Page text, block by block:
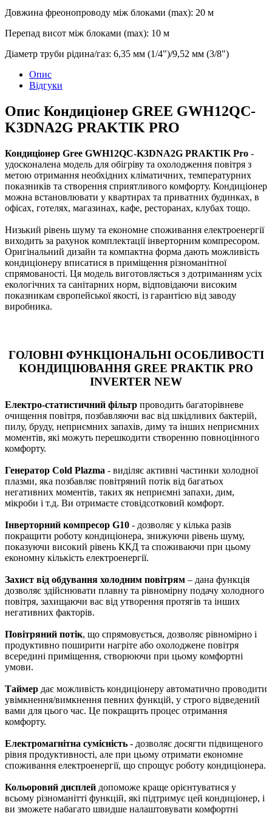
Довжина фреонопроводу між блоками (max): 20 м
Перепад висот між блоками (max): 10 м
Діаметр труби рідина/газ: 6,35 мм (1/4")/9,52 мм (3/8")
Опис
Відгуки
Опис Кондиціонер GREE GWH12QC-
K3DNA2G PRAKTIK PRO
Кондиціонер Gree GWH12QC-K3DNA2G PRAKTIK Pro -
удосконалена модель для обігріву та охолодження повітря з
метою отримання необхідних кліматичних, температурних
показників та створення сприятливого комфорту. Кондиціонер
можна встановлювати у квартирах та приватних будинках, в
офісах, готелях, магазинах, кафе, ресторанах, клубах тощо.
Низький рівень шуму та економне споживання електроенергії
виходить за рахунок комплектації інверторним компресором.
Оригінальний дизайн та компактна форма дають можливість
кондиціонеру вписатися в приміщення різноманітної
спрямованості. Ця модель виготовляється з дотриманням усіх
екологічних та санітарних норм, відповідаючи високим
показникам європейської якості, із гарантією від заводу
виробника.
ГОЛОВНІ ФУНКЦІОНАЛЬНІ ОСОБЛИВОСТІ
КОНДИЦІЮВАННЯ GREE PRAKTIK PRO
INVERTER NEW
Електро-статистичний фільтр проводить багаторівневе
очищення повітря, позбавляючи вас від шкідливих бактерій,
пилу, бруду, неприємних запахів, диму та інших неприємних
моментів, які можуть перешкодити створенню повноцінного
комфорту.
Генератор Cold Plazma - виділяє активні частинки холодної
плазми, яка позбавляє повітряний потік від багатьох
негативних моментів, таких як неприємні запахи, дим,
мікроби і т.д. Ви отримаєте стовідсотковий комфорт.
Інверторний компресор G10 - дозволяє у кілька разів
покращити роботу кондиціонера, знижуючи рівень шуму,
показуючи високий рівень ККД та споживаючи при цьому
економну кількість електроенергії.
Захист від обдування холодним повітрям – дана функція
дозволяє здійснювати плавну та рівномірну подачу холодного
повітря, захищаючи вас від утворення протягів та інших
негативних факторів.
Повітряний потік, що спрямовується, дозволяє рівномірно і
продуктивно поширити нагріте або охолоджене повітря
всередині приміщення, створюючи при цьому комфортні
умови.
Таймер дає можливість кондиціонеру автоматично проводити
увімкнення/вимкнення певних функцій, у строго відведений
вами для цього час. Це покращить процес отримання
комфорту.
Електромагнітна сумісність - дозволяє досягти підвищеного
рівня продуктивності, але при цьому отримати економне
споживання електроенергії, що спрощує роботу кондиціонера.
Кольоровий дисплей допоможе краще орієнтуватися у
всьому різноманітті функцій, які підтримує цей кондиціонер, і
ви зможете набагато швидше налаштовувати комфортні